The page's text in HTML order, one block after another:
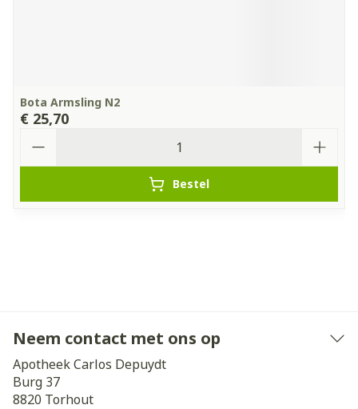
Bota Armsling N2
€ 25,70
Bestel
Neem contact met ons op
Apotheek Carlos Depuydt
Burg 37
8820 Torhout